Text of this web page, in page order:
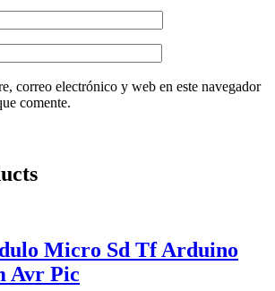
correo electrónico y web en este navegador
comente.
Micro Sd Tf Arduino
Avr Pic